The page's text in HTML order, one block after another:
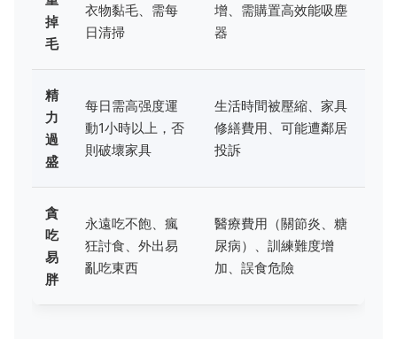
掉
毛
衣物黏毛、需每
日清掃
增、需購置高效能吸塵
器
精
力
過
盛
每日需高强度運
動1小時以上，否
則破壞家具
生活時間被壓縮、家具
修繕費用、可能遭鄰居
投訴
貪
吃
易
胖
永遠吃不飽、瘋
狂討食、外出易
亂吃東西
醫療費用（關節炎、糖
尿病）、訓練難度增
加、誤食危險